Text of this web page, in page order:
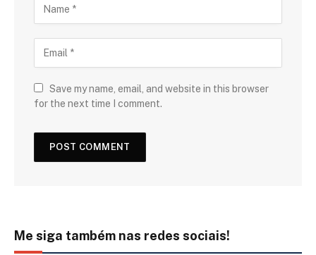
Save my name, email, and website in this browser
for the next time I comment.
Me siga também nas redes sociais!